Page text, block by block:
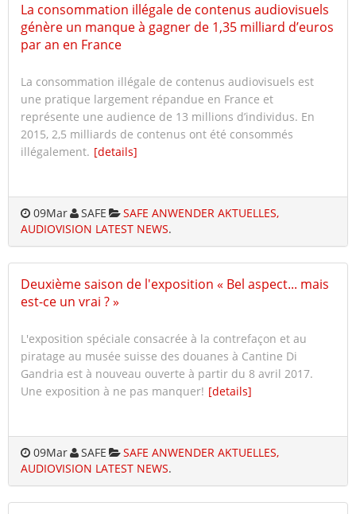
La consommation illégale de contenus audiovisuels
génère un manque à gagner de 1,35 milliard d’euros
par an en France
La consommation illégale de contenus audiovisuels est
une pratique largement répandue en France et
représente une audience de 13 millions d’individus. En
2015, 2,5 milliards de contenus ont été consommés
illégalement. [details]
09Mar SAFE
SAFE ANWENDER AKTUELLES,
AUDIOVISION LATEST NEWS.
Deuxième saison de l'exposition « Bel aspect... mais
est-ce un vrai ? »
L'exposition spéciale consacrée à la contrefaçon et au
piratage au musée suisse des douanes à Cantine Di
Gandria est à nouveau ouverte à partir du 8 avril 2017.
Une exposition à ne pas manquer! [details]
09Mar SAFE
SAFE ANWENDER AKTUELLES,
AUDIOVISION LATEST NEWS.